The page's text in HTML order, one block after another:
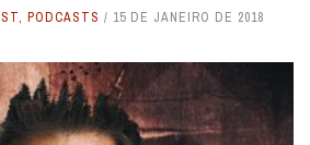
, PODCASTS 15 DE JANEIRO DE 2018